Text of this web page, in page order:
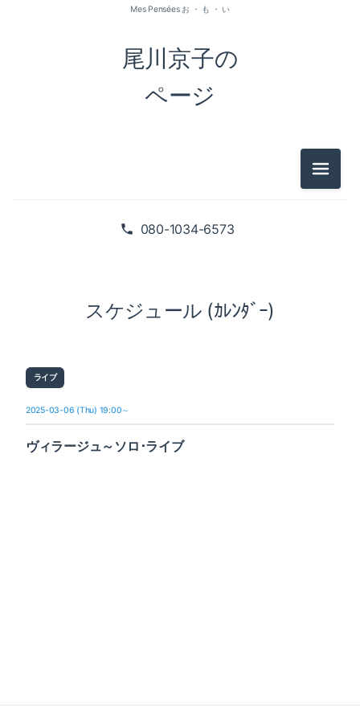
080-1034-6573
尾川京子の
ページ
Mes Pensées お ・ も ・ い
メニュ
スケジュール (ｶﾚﾝﾀﾞｰ)
ライブ
2025-03-06 (Thu) 19:00～
ヴィラージュ～ソロ･ライブ